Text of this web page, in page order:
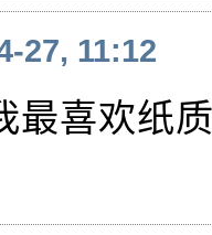
27, 11:12
最喜欢纸